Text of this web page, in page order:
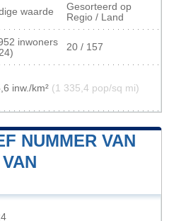
waarde
Gesorteerd op
Regio / Land
inwoners
20 / 157
inw./km² (1 335,4 pop/sq mi)
NUMMER VAN